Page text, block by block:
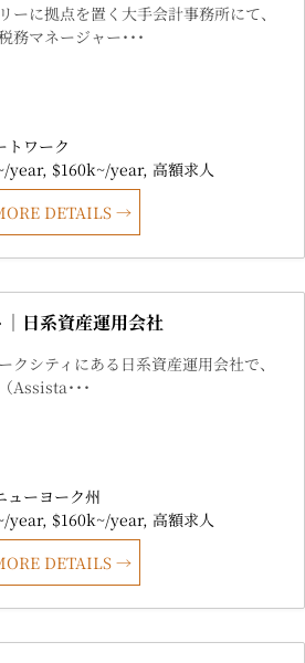
ーに拠点を置く大手会計事務所にて、
務マネージャー･･･
トワーク
year $160k~/year 高額求人
DETAILS
日系資産運用会社
クシティにある日系資産運用会社で、
Assista･･･
ューヨーク州
year $160k~/year 高額求人
DETAILS